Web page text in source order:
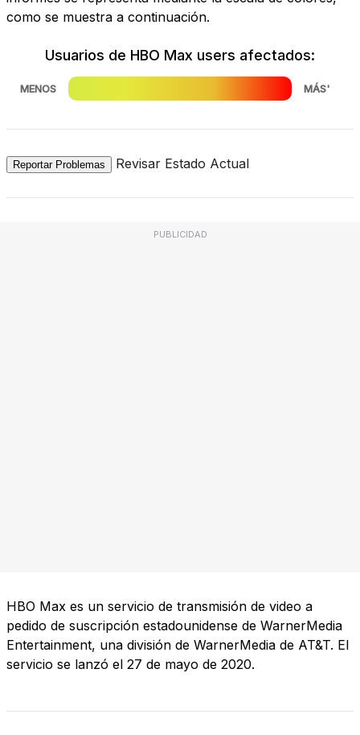
como se muestra a continuación.
Usuarios de HBO Max users afectados:
MENOS MÁS'
Reportar Problemas Revisar Estado Actual
PUBLICIDAD
HBO Max es un servicio de transmisión de video a
pedido de suscripción estadounidense de WarnerMedia
Entertainment, una división de WarnerMedia de AT&T. El
servicio se lanzó el 27 de mayo de 2020.